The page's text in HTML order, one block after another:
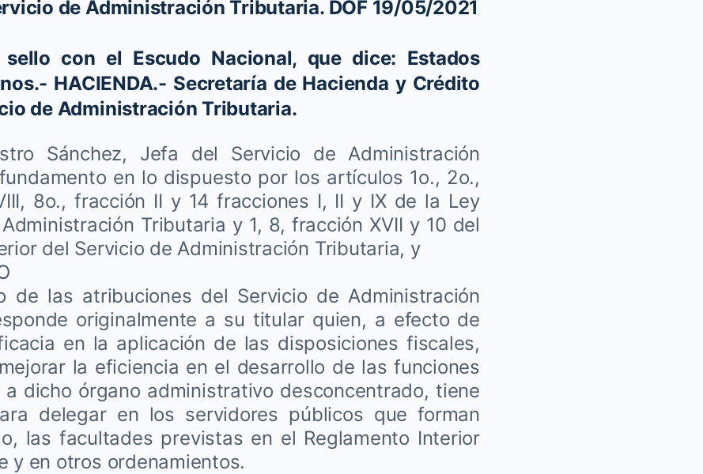
de Administración Tributaria. DOF 19/05/2021
con el Escudo Nacional, que dice: Estados
HACIENDA.- Secretaría de Hacienda y Crédito
de Administración Tributaria.
Sánchez, Jefa del Servicio de Administración
en lo dispuesto por los artículos 1o., 2o.,
8o., fracción II y 14 fracciones I, II y IX de la Ley
Tributaria y 1, 8, fracción XVII y 10 del
del Servicio de Administración Tributaria, y
de las atribuciones del Servicio de Administración
originalmente a su titular quien, a efecto de
en la aplicación de las disposiciones fiscales,
la eficiencia en el desarrollo de las funciones
a dicho órgano administrativo desconcentrado, tiene
delegar en los servidores públicos que forman
las facultades previstas en el Reglamento Interior
y en otros ordenamientos.